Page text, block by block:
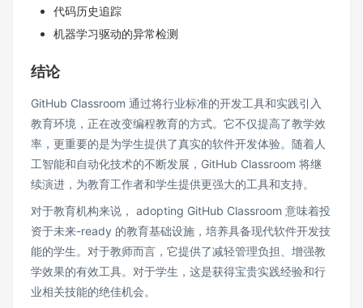
代码历史追踪
机器学习驱动的异常检测
结论
GitHub Classroom 通过将行业标准的开发工具和实践引入
教育环境，正在改变编程教育的方式。它不仅提高了教学效
率，更重要的是为学生提供了真实的软件开发体验。随着人
工智能和自动化技术的不断发展，GitHub Classroom 将继
续演进，为教育工作者和学生提供更强大的工具和支持。
对于教育机构来说， adopting GitHub Classroom 意味着投
资于未来-ready 的教育基础设施，培养具备现代软件开发技
能的学生。对于教师而言，它提供了减轻管理负担、增强教
学效果的有效工具。对于学生，这是获得宝贵实践经验和行
业相关技能的绝佳机会。